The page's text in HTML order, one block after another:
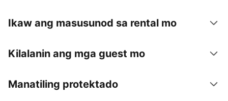
Ikaw ang masusunod sa rental mo
Kilalanin ang mga guest mo
Manatiling protektado